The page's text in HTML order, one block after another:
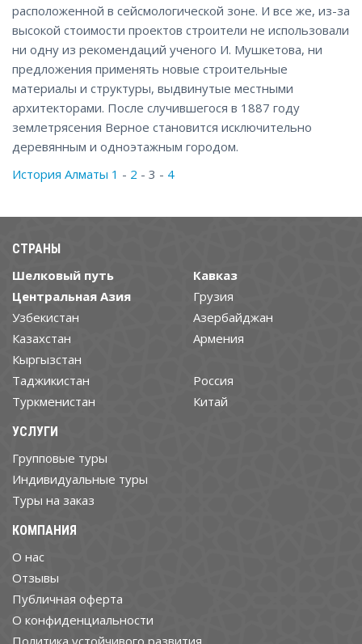
расположенной в сейсмологической зоне. И все же, из-за
высокой стоимости проектов строители не использовали
ни одну из рекомендаций ученого И. Мушкетова, ни
предложения применять новые строительные
материалы и структуры, выдвинутые местными
архитекторами. После случившегося в 1887 году
землетрясения Верное становится исключительно
деревянным и одноэтажным городом.
История Алматы 1 - 2 - 3 - 4
СТРАНЫ
Шелковый путь
Центральная Азия
Узбекистан
Казахстан
Кыргызстан
Таджикистан
Туркменистан
Кавказ
Грузия
Азербайджан
Армения
Россия
Китай
УСЛУГИ
Групповые туры
Индивидуальные туры
Туры на заказ
КОМПАНИЯ
О нас
Отзывы
Публичная оферта
О конфиденциальности
Политика устойчивого развития